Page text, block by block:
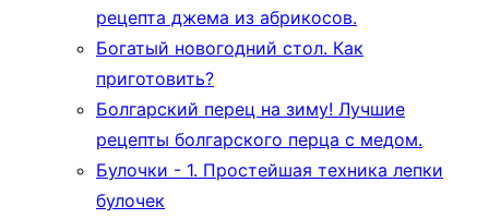
рецепта джема из абрикосов.
Богатый новогодний стол. Как
приготовить?
Болгарский перец на зиму! Лучшие
рецепты болгарского перца с медом.
Булочки - 1. Простейшая техника лепки
булочек